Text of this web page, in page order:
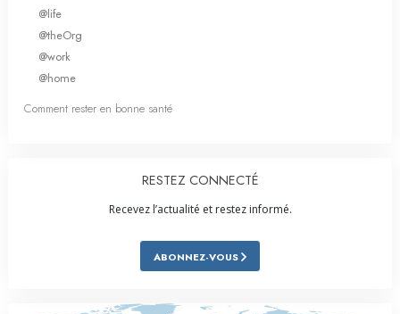
@life
@theOrg
@work
@home
Comment rester en bonne santé
RESTEZ CONNECTÉ
Recevez l’actualité et restez informé.
ABONNEZ-VOUS